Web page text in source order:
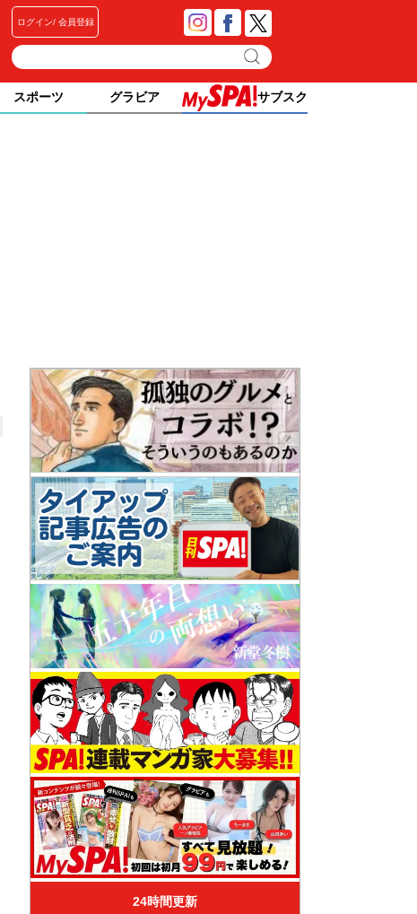
ログイン 会員登録
スポーツ グラビア サブスク
24時間更新